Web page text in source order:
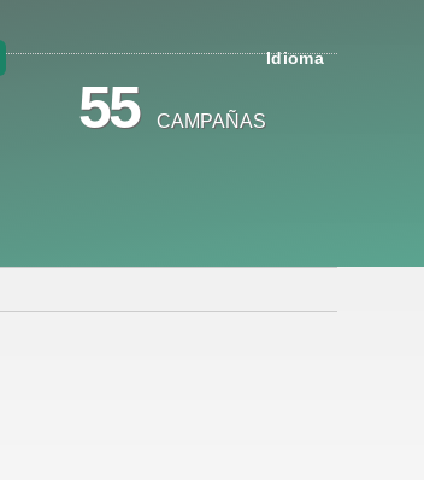
Idioma
55 CAMPAÑAS